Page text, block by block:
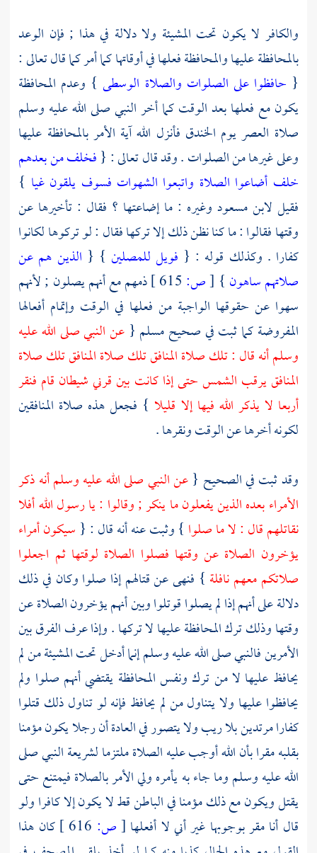
والكافر لا يكون تحت المشيئة ولا دلالة في هذا ; فإن الوعد
بالمحافظة عليها والمحافظة فعلها في أوقاتها كما أمر كما قال تعالى :
{ حافظوا على الصلوات والصلاة الوسطى } وعدم المحافظة
يكون مع فعلها بعد الوقت كما أخر النبي صلى الله عليه وسلم
صلاة العصر يوم الخندق فأنزل الله آية الأمر بالمحافظة عليها
وعلى غيرها من الصلوات . وقد قال تعالى : {فخلف من بعدهم
خلف أضاعوا الصلاة واتبعوا الشهوات فسوف يلقون غيا }
فقيل لابن مسعود وغيره : ما إضاعتها ؟ فقال : تأخيرها عن
وقتها فقالوا : ما كنا نظن ذلك إلا تركها فقال : لو تركوها لكانوا
كفارا . وكذلك قوله : { فويل للمصلين } { الذين هم عن
صلاتهم ساهون }
[ص:
ذمهم مع أنهم يصلون ; لأنهم
سهوا عن حقوقها الواجبة من فعلها في الوقت وإتمام أفعالها
المفروضة كما ثبت في صحيحمسلم { عن النبي صلى الله عليه
وسلم أنه قال : تلك صلاة المنافق تلك صلاة المنافق تلك صلاة
المنافق يرقب الشمس حتى إذا كانت بين قرني شيطان قام فنقر
أربعا لا يذكر الله فيها إلا قليلا } فجعل هذه صلاة المنافقين
لكونه أخرها عن الوقت ونقرها .
وقد ثبت في الصحيح {عن النبي صلى الله عليه وسلم أنه ذكر
الأمراء بعده الذين يفعلون ما ينكر ; وقالوا : يا رسول الله أفلا
نقاتلهم قال : لا ما صلوا } وثبت عنه أنه قال : { سيكون أمراء
يؤخرون الصلاة عن وقتها فصلوا الصلاة لوقتها ثم اجعلوا
صلاتكم معهم نافلة } فنهى عن قتالهم إذا صلوا وكان في ذلك
دلالة على أنهم إذا لم يصلوا قوتلوا وبين أنهم يؤخرون الصلاة عن
وقتها وذلك ترك المحافظة عليها لا تركها . وإذا عرف الفرق بين
الأمرين فالنبي صلى الله عليه وسلم إنما أدخل تحت المشيئة من لم
يحافظ عليها لا من ترك ونفس المحافظة يقتضي أنهم صلوا ولم
يحافظوا عليها ولا يتناول من لم يحافظ فإنه لو تناول ذلك قتلوا
كفارا مرتدين بلا ريب ولا يتصور في العادة أن رجلا يكون مؤمنا
بقلبه مقرا بأن الله أوجب عليه الصلاة ملتزما لشريعة النبي صلى
الله عليه وسلم وما جاء به يأمره ولي الأمر بالصلاة فيمتنع حتى
يقتل ويكون مع ذلك مؤمنا في الباطن قط لا يكون إلا كافرا ولو
قال أنا مقر بوجوبها غير أني لا أفعلها [ص:
كان هذا